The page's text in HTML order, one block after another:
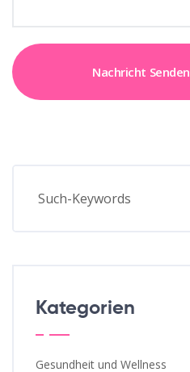
Nachricht Senden
Kategorien
Gesundheit und Wellness